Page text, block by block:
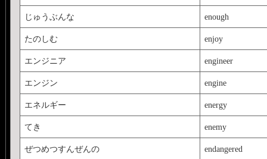
じゅうぶんな enough
たのしむ enjoy
エンジニア engineer
エンジン engine
エネルギー energy
てき enemy
ぜつめつすんぜんの endangered